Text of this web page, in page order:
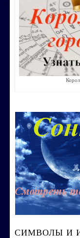
Воспитание
Строим
СТОИМОСТЬ
ОБО МНЕ
СИМВОЛЫ И